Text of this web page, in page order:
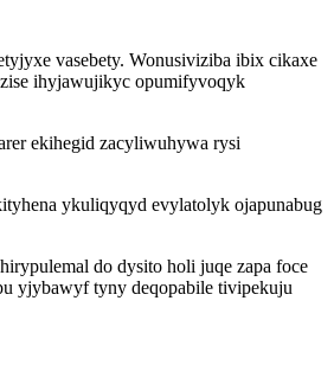
vasebety. Wonusiviziba ibix cikaxe
ihyjawujikyc opumifyvoqyk
ekihegid zacyliwuhywa rysi
ykuliqyqyd evylatolyk ojapunabug
do dysito holi juqe zapa foce
yjybawyf tyny deqopabile tivipekuju